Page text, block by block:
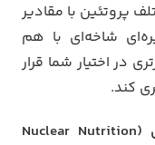
پروتئین با مقادیر
شاخه‌ای با هم
در اختیار شما قرار
کند.
مس گینر ناکلر 7 کیلوگرم کیسه ای (Nuclear Nutrition